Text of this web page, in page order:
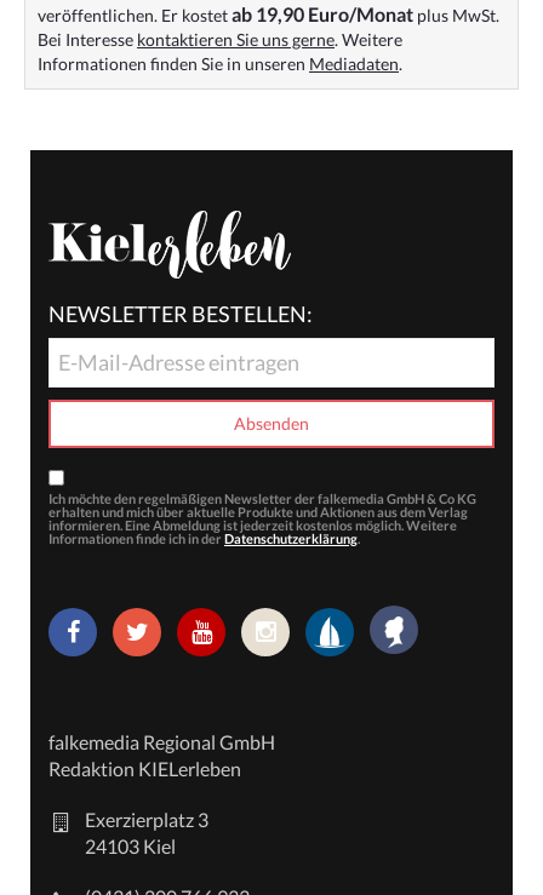
veröffentlichen. Er kostetab 19,90 Euro/Monat plus MwSt.
Bei Interesse kontaktieren Sie uns gerne. Weitere
Informationen finden Sie in unseren Mediadaten.
NEWSLETTER BESTELLEN:
Ich möchte den regelmäßigen Newsletter der falkemedia GmbH & Co KG
erhalten und mich über aktuelle Produkte und Aktionen aus dem Verlag
informieren. Eine Abmeldung ist jederzeit kostenlos möglich. Weitere
Informationen finde ich in der Datenschutzerklärung.
falkemedia Regional GmbH
Redaktion KIELerleben
Exerzierplatz 3
24103 Kiel